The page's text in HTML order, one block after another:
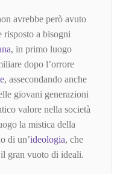
avrebbe però avuto
risposto a bisogni
, in primo luogo
dopo l’orrore
, assecondando anche
giovani generazioni
valore nella società
la mistica della
di un’ideologia, che
gran vuoto di ideali.